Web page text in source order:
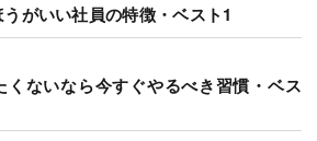
がいい社員の特徴・ベスト1
くないなら今すぐやるべき習慣・ベス